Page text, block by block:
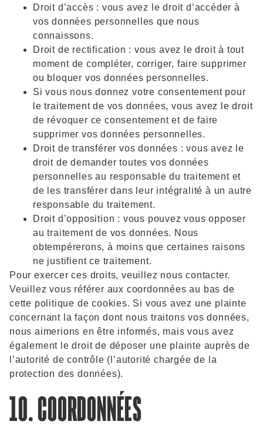
Droit d’accès : vous avez le droit d’accéder à
vos données personnelles que nous
connaissons.
Droit de rectification : vous avez le droit à tout
moment de compléter, corriger, faire supprimer
ou bloquer vos données personnelles.
Si vous nous donnez votre consentement pour
le traitement de vos données, vous avez le droit
de révoquer ce consentement et de faire
supprimer vos données personnelles.
Droit de transférer vos données : vous avez le
droit de demander toutes vos données
personnelles au responsable du traitement et
de les transférer dans leur intégralité à un autre
responsable du traitement.
Droit d’opposition : vous pouvez vous opposer
au traitement de vos données. Nous
obtempérerons, à moins que certaines raisons
ne justifient ce traitement.
Pour exercer ces droits, veuillez nous contacter.
Veuillez vous référer aux coordonnées au bas de
cette politique de cookies. Si vous avez une plainte
concernant la façon dont nous traitons vos données,
nous aimerions en être informés, mais vous avez
également le droit de déposer une plainte auprès de
l’autorité de contrôle (l’autorité chargée de la
protection des données).
10. COORDONNÉES